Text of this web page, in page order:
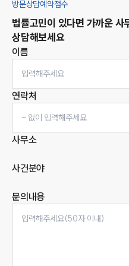
방문상담예약접수
법률고민이 있다면 가까운 사
상담해보세요
이름
연락처
사무소
사건분야
문의내용